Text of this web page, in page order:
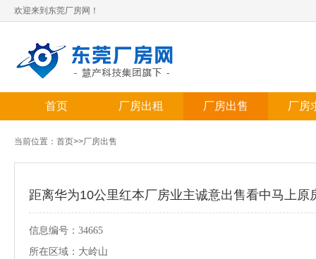
欢迎来到东莞厂房网！
首页 厂房出租 厂房出售 厂房
当前位置： 首页>>厂房出售
距离华为10公里红本厂房业主诚意出售看中马上原
信息编号：34665
所在区域：大岭山